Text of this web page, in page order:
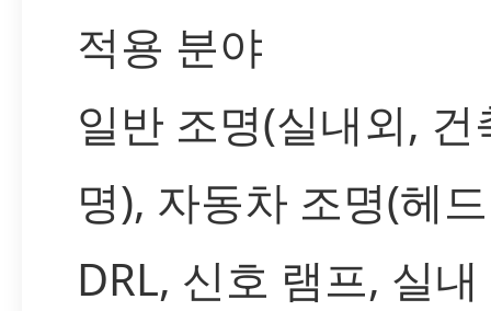
적용 분야
일반 조명(실내외, 건
명), 자동차 조명(헤
DRL, 신호 램프, 실